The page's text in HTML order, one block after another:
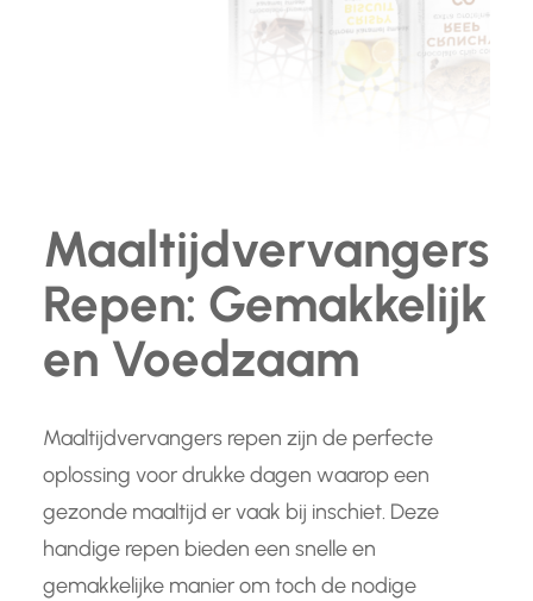
Maaltijdvervangers
Repen: Gemakkelijk
en Voedzaam
Maaltijdvervangers repen zijn de perfecte
oplossing voor drukke dagen waarop een
gezonde maaltijd er vaak bij inschiet. Deze
handige repen bieden een snelle en
gemakkelijke manier om toch de nodige